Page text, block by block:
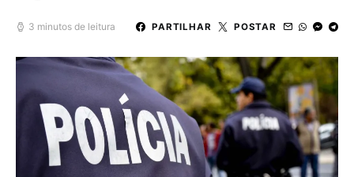
3 minutos de leitura PARTILHAR POSTAR